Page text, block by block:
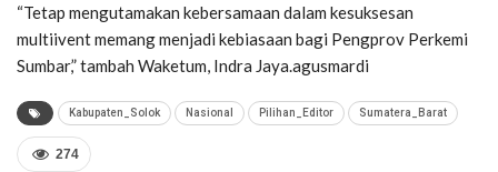
“Tetap mengutamakan kebersamaan dalam kesuksesan
multiivent memang menjadi kebiasaan bagi Pengprov Perkemi
Sumbar,” tambah Waketum, Indra Jaya.agusmardi
Kabupaten_Solok Nasional Pilihan_Editor Sumatera_Barat
274